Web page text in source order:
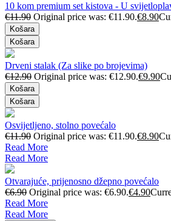
10 kom premium set kistova - U
€11.90 Original price was: €11.90.€8.90
Košara
Košara
Drveni stalak (Za slike po brojevima)
€12.90 Original price was: €12.90.€9.90
Košara
Košara
Osvijetljeno, stolno povećalo
€11.90 Original price was: €11.90.€8.90
Read More
Read More
Otvarajuće, prijenosno džepno povećalo
€6.90 Original price was: €6.90.€4.90
Read More
Read More